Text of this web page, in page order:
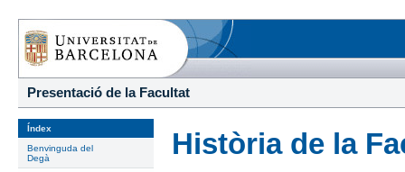
Presentació de la Facultat
Índex
Benvinguda del
Degà
Història de la